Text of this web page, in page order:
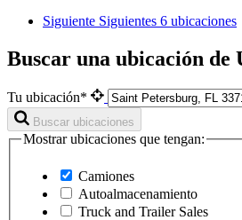
Siguiente Siguientes 6 ubicaciones
Buscar una ubicación de
Tu ubicación*
Buscar ubicaciones
Mostrar ubicaciones que tengan:
Camiones
Autoalmacenamiento
Truck and Trailer Sales